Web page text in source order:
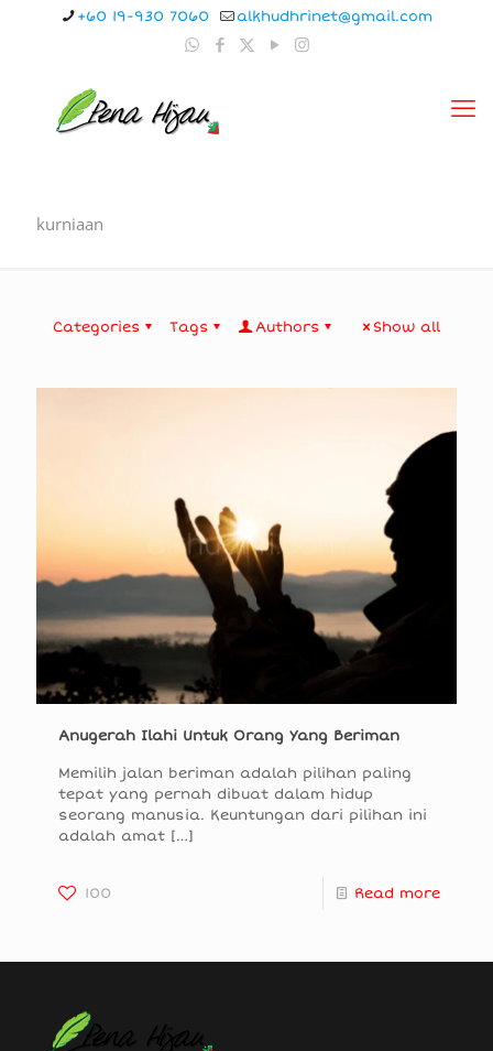
+60 19-930 7060 alkhudhrinet@gmail.com
kurniaan
Categories Tags Authors Show all
Anugerah Ilahi Untuk Orang Yang Beriman
Memilih jalan beriman adalah pilihan paling
tepat yang pernah dibuat dalam hidup
seorang manusia. Keuntungan dari pilihan ini
adalah amat […]
100 Read more